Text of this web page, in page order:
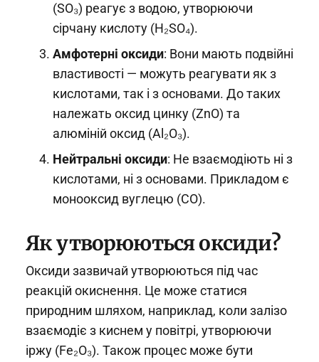
(SO₃) реагує з водою, утворюючи
сірчану кислоту (H₂SO₄).
Амфотерні оксиди: Вони мають подвійні
властивості — можуть реагувати як з
кислотами, так і з основами. До таких
належать оксид цинку (ZnO) та
алюміній оксид (Al₂O₃).
Нейтральні оксиди: Не взаємодіють ні з
кислотами, ні з основами. Прикладом є
монооксид вуглецю (CO).
Як утворюються оксиди?
Оксиди зазвичай утворюються під час
реакцій окиснення. Це може статися
природним шляхом, наприклад, коли залізо
взаємодіє з киснем у повітрі, утворюючи
іржу (Fe₂O₃). Також процес може бути